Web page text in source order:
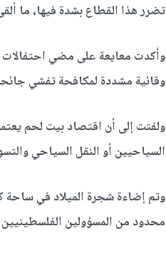
تضرر هذا القطاع بشدة فيها، ما
وأكدت معايعة على مضي احتفالات
وقائية مشددة لمكافحة تفشي
السياحيين أو النقل السياحي
وتم إضاءة شجرة الميلاد في
محدود من المسؤولين